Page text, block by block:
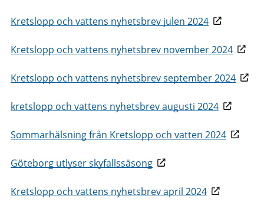
Kretslopp och vattens nyhetsbrev julen 2024
Kretslopp och vattens nyhetsbrev november 2024
Kretslopp och vattens nyhetsbrev september 2024
kretslopp och vattens nyhetsbrev augusti 2024
Sommarhälsning från Kretslopp och vatten 2024
Göteborg utlyser skyfallssäsong
Kretslopp och vattens nyhetsbrev april 2024